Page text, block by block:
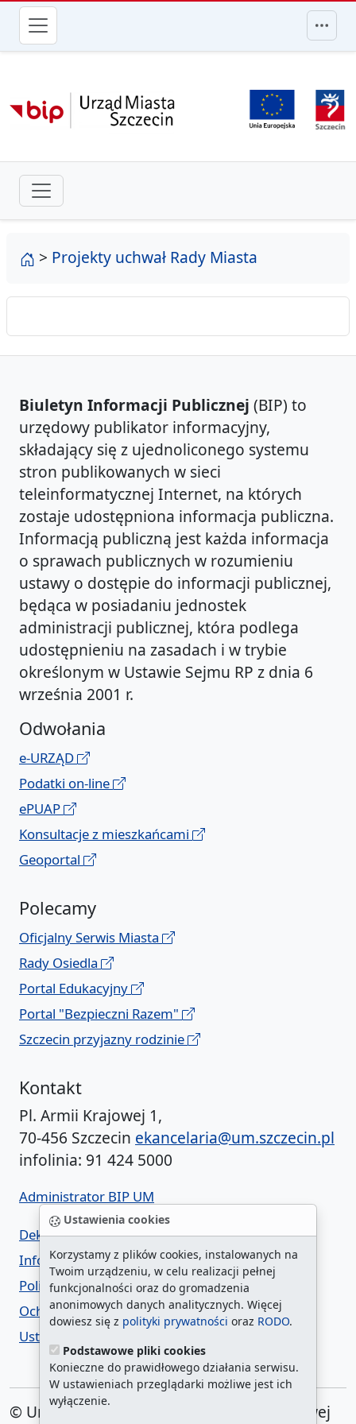
przejdź do głównego menu
Ustawienia cookies
Korzystamy z plików cookies, instalowanych na
Twoim urządzeniu, w celu realizacji pełnej
funkcjonalności oraz do gromadzenia
anonimowych danych analitycznych. Więcej
dowiesz się z polityki prywatności oraz RODO.
Podstawowe pliki cookies
Konieczne do prawidłowego działania serwisu.
W ustawieniach przeglądarki możliwe jest ich
wyłączenie.
strona główna
> Projekty uchwał Rady Miasta
Biuletyn Informacji Publicznej (BIP) to
urzędowy publikator informacyjny,
składający się z ujednoliconego systemu
stron publikowanych w sieci
teleinformatycznej Internet, na których
zostaje udostępniona informacja publiczna.
Informacją publiczną jest każda informacja
o sprawach publicznych w rozumieniu
ustawy o dostępie do informacji publicznej,
będąca w posiadaniu jednostek
administracji publicznej, która podlega
udostępnieniu na zasadach i w trybie
określonym w Ustawie Sejmu RP z dnia 6
września 2001 r.
Odwołania
e-URZĄD
Podatki on-line
ePUAP
Konsultacje z mieszkańcami
Geoportal
Polecamy
Oficjalny Serwis Miasta
Rady Osiedla
Portal Edukacyjny
Portal "Bezpieczni Razem"
Szczecin przyjazny rodzinie
Kontakt
Pl. Armii Krajowej 1,
70-456 Szczecin ekancelaria@um.szczecin.pl
infolinia: 91 424 5000
Administrator BIP UM
Deklaracja dostępności
Informacja o urzędzie w ETR
Polityka prywatności
Ochrona danych osobowych
Ustawienia cookies
© Urząd Miasta Szczecin. Plac Armii Krajowej